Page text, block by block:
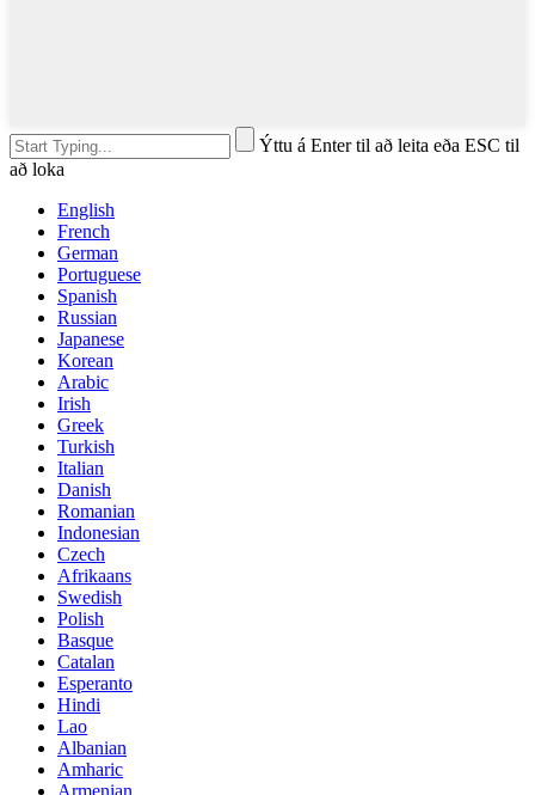
Ýttu á Enter til að leita eða ESC til
að loka
English
French
German
Portuguese
Spanish
Russian
Japanese
Korean
Arabic
Irish
Greek
Turkish
Italian
Danish
Romanian
Indonesian
Czech
Afrikaans
Swedish
Polish
Basque
Catalan
Esperanto
Hindi
Lao
Albanian
Amharic
Armenian